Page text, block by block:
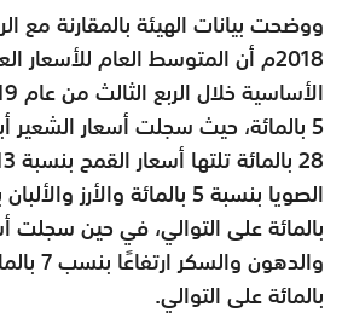
ووضحت بيانات الهيئة بالمقارنة مع
2018م أن المتوسط العام للأسعار
5 بالمائة، حيث سجلت أسعار الشعير
بالمائة على التوالي، في حين سجلت
بالمائة على التوالي.